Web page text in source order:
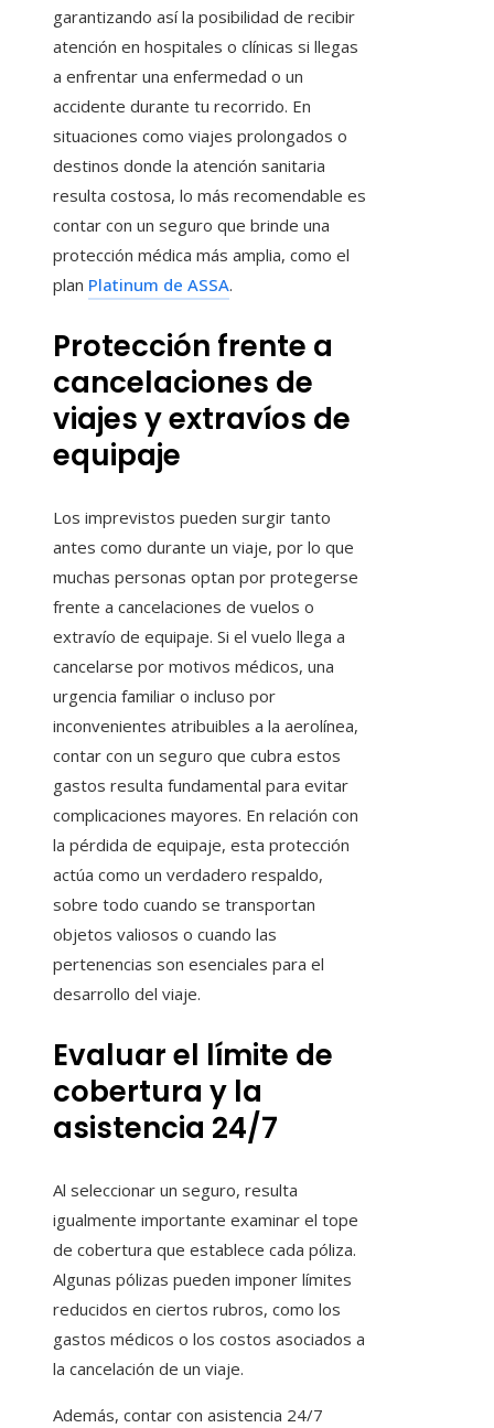
garantizando así la posibilidad de recibir
atención en hospitales o clínicas si llegas
a enfrentar una enfermedad o un
accidente durante tu recorrido. En
situaciones como viajes prolongados o
destinos donde la atención sanitaria
resulta costosa, lo más recomendable es
contar con un seguro que brinde una
protección médica más amplia, como el
plan Platinum de ASSA.
Protección frente a
cancelaciones de
viajes y extravíos de
equipaje
Los imprevistos pueden surgir tanto
antes como durante un viaje, por lo que
muchas personas optan por protegerse
frente a cancelaciones de vuelos o
extravío de equipaje. Si el vuelo llega a
cancelarse por motivos médicos, una
urgencia familiar o incluso por
inconvenientes atribuibles a la aerolínea,
contar con un seguro que cubra estos
gastos resulta fundamental para evitar
complicaciones mayores. En relación con
la pérdida de equipaje, esta protección
actúa como un verdadero respaldo,
sobre todo cuando se transportan
objetos valiosos o cuando las
pertenencias son esenciales para el
desarrollo del viaje.
Evaluar el límite de
cobertura y la
asistencia 24/7
Al seleccionar un seguro, resulta
igualmente importante examinar el tope
de cobertura que establece cada póliza.
Algunas pólizas pueden imponer límites
reducidos en ciertos rubros, como los
gastos médicos o los costos asociados a
la cancelación de un viaje.
Además, contar con asistencia 24/7